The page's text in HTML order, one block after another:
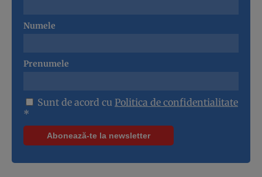
Numele
Prenumele
Sunt de acord cu Politica de confidentialitate
*